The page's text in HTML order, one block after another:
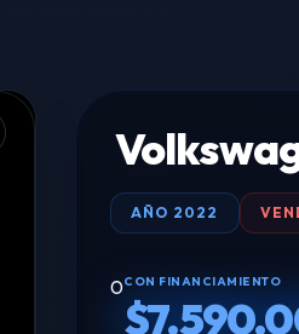
AÑO 2022
0CON FINANCIAMIENTO